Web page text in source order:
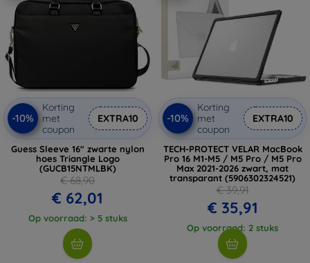
-10%
Korting
met
coupon
EXTRA10
Guess Sleeve 16" zwarte nylon
hoes Triangle Logo
(GUCB15NTMLBK)
€ 68,90
€ 62,01
Op voorraad: > 5 stuks
-10%
Korting
met
coupon
EXTRA10
TECH-PROTECT VELAR MacBook
Pro 16 M1-M5 / M5 Pro / M5 Pro
Max 2021-2026 zwart, mat
transparant (5906302324521)
€ 39,91
€ 35,91
Op voorraad: 2 stuks